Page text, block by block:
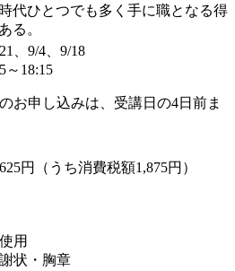
代ひとつでも多く手に職となる得
る。
、9/4、9/18
～18:15
お申し込みは、受講日の4日前ま
円（うち消費税額1,875円）
用
状・胸章